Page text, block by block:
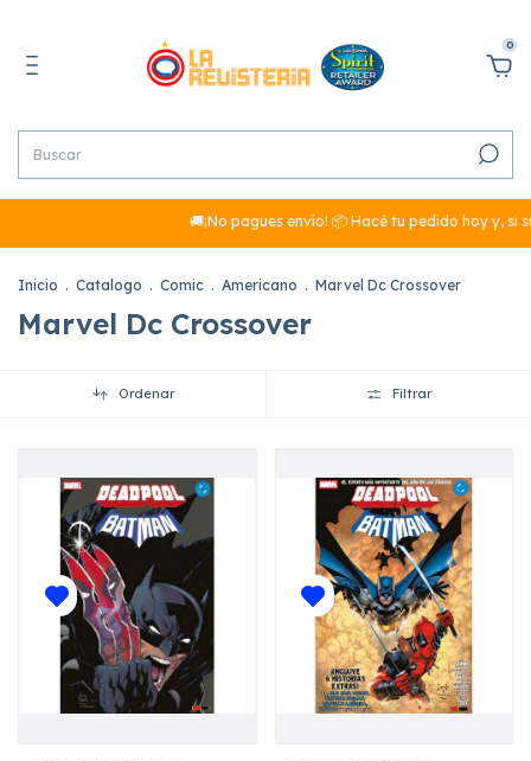
0
🚚¡No pagues envío! 📦 Hacé tu pedido hoy y, si
Inicio . Catalogo . Comic . Americano . Marvel Dc Crossover
Marvel Dc Crossover
Ordenar Filtrar